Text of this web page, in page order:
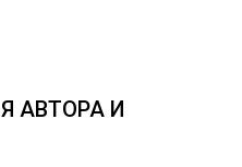
АВТОРА И